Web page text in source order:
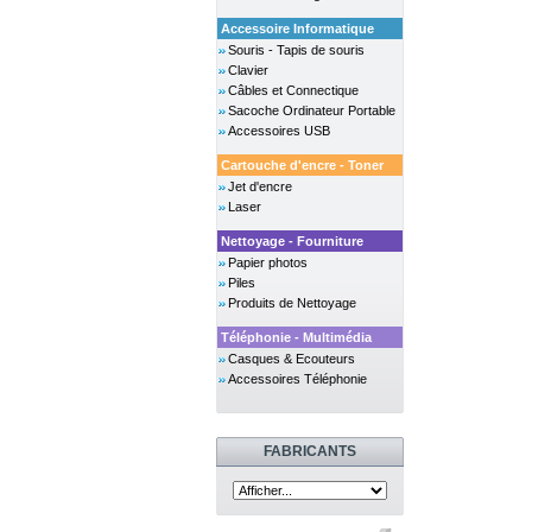
Accessoire Informatique
Souris - Tapis de souris
Clavier
Câbles et Connectique
Sacoche Ordinateur Portable
Accessoires USB
Cartouche d'encre - Toner
Jet d'encre
Laser
Nettoyage - Fourniture
Papier photos
Piles
Produits de Nettoyage
Téléphonie - Multimédia
Casques & Ecouteurs
Accessoires Téléphonie
FABRICANTS